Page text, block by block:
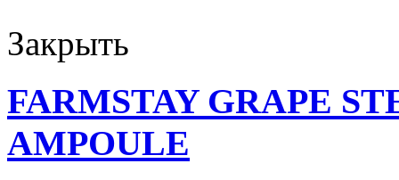
Закрыть
FARMSTAY GRAPE
AMPOULE